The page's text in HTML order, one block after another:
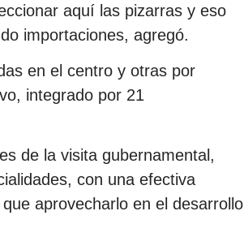
aquí las pizarras y eso
importaciones, agregó.
en el centro y otras por
integrado por 21
de la visita gubernamental,
con una efectiva
aprovecharlo en el desarrollo